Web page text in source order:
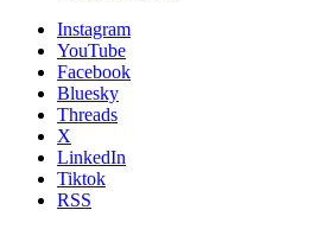
Instagram
YouTube
Facebook
Bluesky
Threads
X
LinkedIn
Tiktok
RSS